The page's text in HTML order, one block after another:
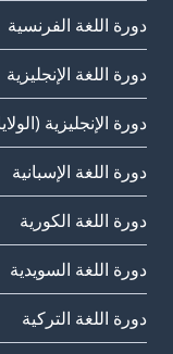
دورة اللغة الفرنسية
دورة اللغة الإنجليزية
دورة الإنجليزية
دورة اللغة الإسبانية
دورة اللغة الكورية
دورة اللغة السويدية
دورة اللغة التركية